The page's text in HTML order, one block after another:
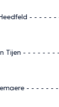
- - - - -
Tijen - - - - - - -
- - - - - -